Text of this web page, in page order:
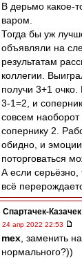
В дерьмо какое-
варом.
Тогда бы уж
объявляли на
результатам
коллегии.
получи 3+1
3-1=2, и
совсем наоборот
сопернику 2.
обидно, и
поторговаться
А если серьёзно,
всё
Спартачек-
24 апр 2022 22:53
mex , заменить
нормального?))